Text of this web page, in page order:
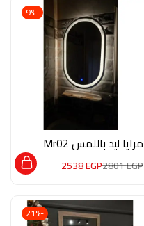
-9%
مرايا ليد باللمس Mr02
2801EGP
2538EGP
-21%